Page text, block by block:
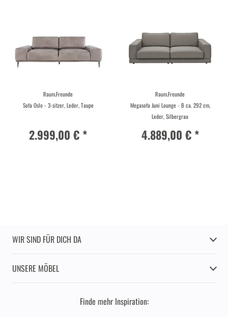
Raum.Freunde
Sofa Oslo - 3-sitzer, Leder, Taupe
2.999,00 € *
Raum.Freunde
Megasofa Juni Lounge - B ca. 292 cm,
Leder, Silbergrau
4.889,00 € *
WIR SIND FÜR DICH DA
UNSERE MÖBEL
Finde mehr Inspiration: